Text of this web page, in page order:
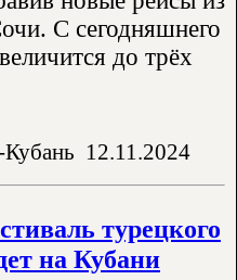
С сегодняшнего
до трёх
12.11.2024
турецкого
на Кубани